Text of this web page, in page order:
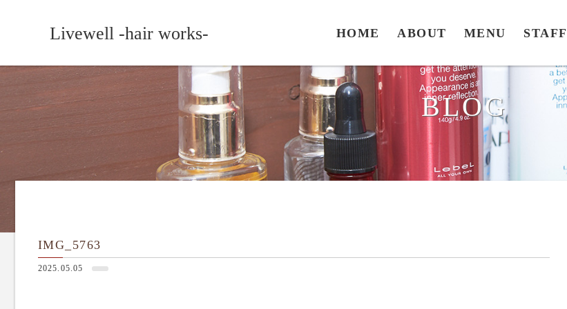
Livewell -hair works- HOME ABOUT MENU STAFF
BLOG
IMG_5763
2025.05.05